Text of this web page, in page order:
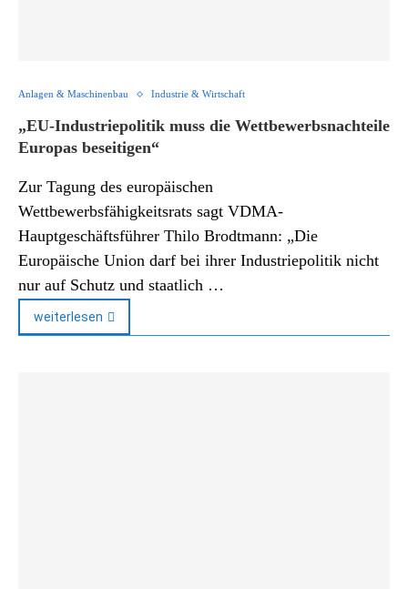
Anlagen & Maschinenbau Industrie & Wirtschaft
„EU-Industriepolitik muss die Wettbewerbsnachteile
Europas beseitigen“
Zur Tagung des europäischen
Wettbewerbsfähigkeitsrats sagt VDMA-
Hauptgeschäftsführer Thilo Brodtmann: „Die
Europäische Union darf bei ihrer Industriepolitik nicht
nur auf Schutz und staatlich …
weiterlesen